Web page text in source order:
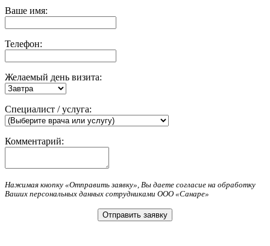
Ваше имя:
Телефон:
Желаемый день визита:
Специалист / услуга:
Комментарий:
Нажимая кнопку «Отправить заявку», Вы даете согласие на обработку
Ваших персональных данных сотрудниками ООО «Санаре»